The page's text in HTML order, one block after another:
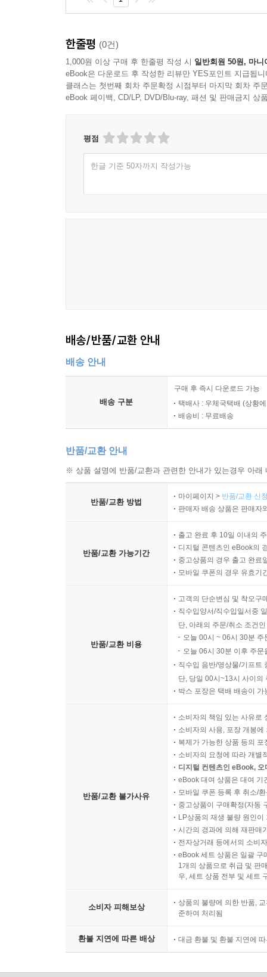
한줄평 (0건)
1,000원 이상 구매 후 한줄평 작성 시 일반회원 50원, 마니
eBook은 다운로드 후 작성한 리뷰만 YES포인트 지급됩니
클래스는 첫번째 회차 주문확정 시점부터 마지막 회차 주
eBook 페이백, CD/LP, DVD/Blu-ray, 패션 및 판매금지 상
평점
한글 기준 50자까지 작성가능
배송/반품/교환 안내
배송 안내
배송 구분
구매 후 즉시 다운로드 가능
택배사 : 우체국택배 (상황
배송비 : 무료배송
반품/교환 안내
※ 상품 설명에 반품/교환과 관련한 안내가 있는경우 아
반품/교환 방법
마이페이지 > 반품/교환 신
판매자 배송 상품은 판매자
반품/교환 가능기간
출고 완료 후 10일 이내의
디지털 콘텐츠인 eBook의
중고상품의 경우 출고 완료
모바일 쿠폰의 경우 유효기
반품/교환 비용
고객의 단순변심 및 착오구
직수입양서/직수입일서중
단, 아래의 주문/취소 조건
오늘 00시 ~ 06시 30분
오늘 06시 30분 이후 주
직수입 음반/영상물/기프트
단, 당일 00시~13시 사이의
박스 포장은 택배 배송이
반품/교환 불가사유
소비자의 책임 있는 사유로
소비자의 사용, 포장 개봉
복제가 가능한 상품 등의
소비자의 요청에 따라 개별
디지털 컨텐츠인 eBook,
eBook 대여 상품은 대여 기
모바일 쿠폰 등록 후 취소/
중고상품이 구매확정(자동
LP상품의 재생 불량 원인
시간의 경과에 의해 재판매
전자상거래 등에서의 소비
eBook 세트 상품은 일괄 구
1개의 상품으로 취급 및 판
우, 세트 상품 전부 및 세트
소비자 피해보상
상품의 불량에 의한 반품,
준하여 처리됨
환불 지연에 따른 배상 대금 환불 및 환불 지연에